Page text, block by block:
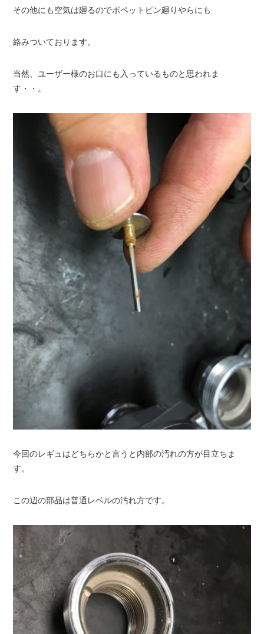
その他にも空気は廻るのでポペットピン廻りやらにも
絡みついております。
当然、ユーザー様のお口にも入っているものと思われま
す・・。
今回のレギュはどちらかと言うと内部の汚れの方が目立ちま
す。
この辺の部品は普通レベルの汚れ方です。